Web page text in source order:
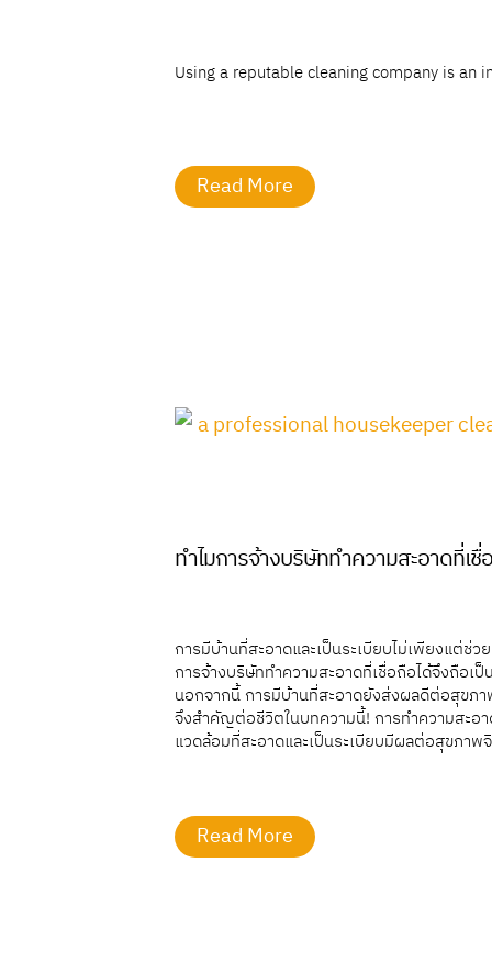
Using a reputable cleaning company is an
Read More
ทำไมการจ้างบริษัททำความสะอาดที่
การมีบ้านที่สะอาดและเป็นระเบียบไม่เพียงแต่ช่
การจ้างบริษัททำความสะอาดที่เชื่อถือได้จึงถือเ
นอกจากนี้ การมีบ้านที่สะอาดยังส่งผลดีต่อสุขภา
จึงสำคัญต่อชีวิตในบทความนี้! การทำความสะอ
แวดล้อมที่สะอาดและเป็นระเบียบมีผลต่อสุขภา
Read More